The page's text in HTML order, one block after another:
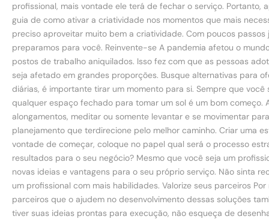
profissional, mais vontade ele terá de fechar o serviço. Portanto,
guia de como ativar a criatividade nos momentos que mais
preciso aproveitar muito bem a criatividade. Com poucos
preparamos para você. Reinvente-se A pandemia afetou o
postos de trabalho aniquilados. Isso fez com que as pessoas
seja afetado em grandes proporções. Busque alternativas para
diárias, é importante tirar um momento para si. Sempre que
qualquer espaço fechado para tomar um sol é um bom começo.
alongamentos, meditar ou somente levantar e se movimentar
planejamento que terdirecione pelo melhor caminho. Criar uma
vontade de começar, coloque no papel qual será o processo
resultados para o seu negócio? Mesmo que você seja um
novas ideias e vantagens para o seu próprio serviço. Não sinta
um profissional com mais habilidades. Valorize seus parceiros
parceiros que o ajudem no desenvolvimento dessas soluções
tiver suas ideias prontas para execução, não esqueça de